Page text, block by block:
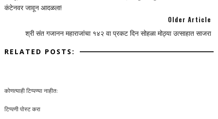
कंटेनवर जावून आदळला!
Older Article
श्री संत गजानन महाराजांचा १४२ वा प्रकट दिन सोहळा मोठ्या उत्साहात साजरा
RELATED POSTS:
कोणत्याही टिप्पण्‍या नाहीत:
टिप्पणी पोस्ट करा